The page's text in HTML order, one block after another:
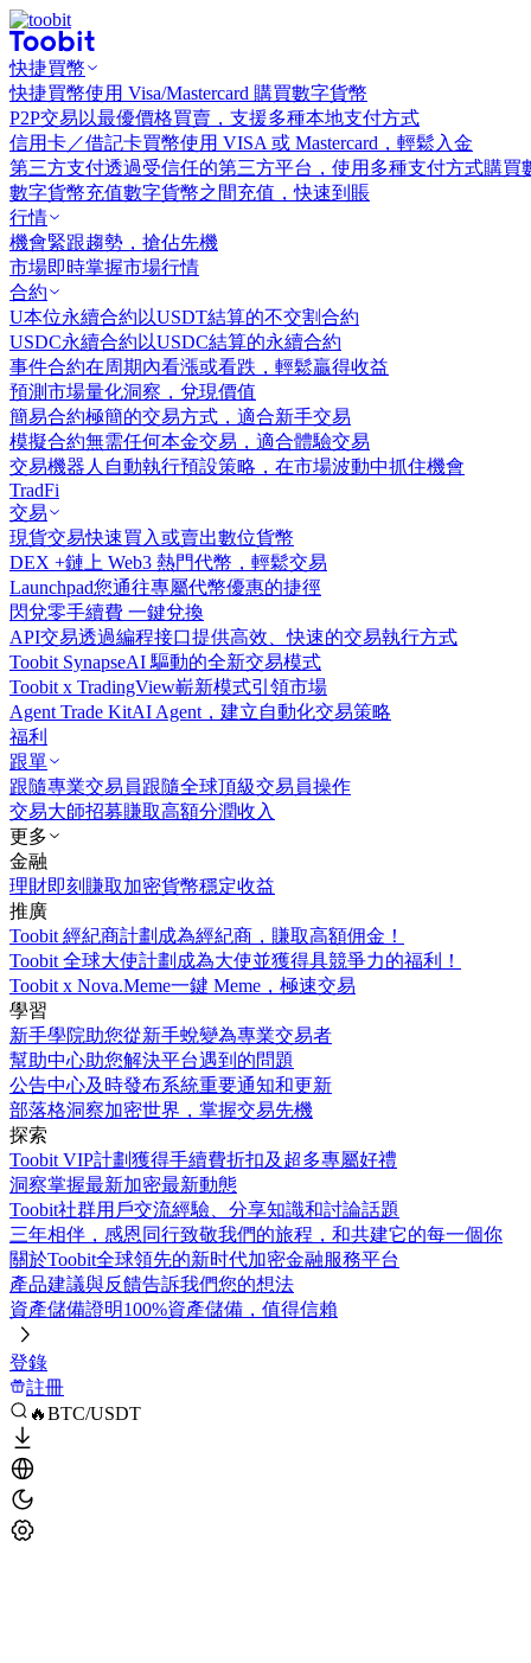
快捷買幣
快捷買幣使用 Visa/Mastercard 購買數字貨幣
P2P交易 以最優價格買賣，支援多種本地支付方式
信用卡／借記卡買幣使用 VISA 或 Mastercard，輕鬆入金
第三方支付透過受信任的第三方平台，使用多種支付方式購買
數字貨幣充值數字貨幣之間充值，快速到賬
行情
機會緊跟趨勢，搶佔先機
市場即時掌握市場行情
合約
U本位永續合約 以USDT結算的不交割合約
USDC永續合約 以USDC結算的永續合約
事件合約在周期內看漲或看跌，輕鬆贏得收益
預測市場量化洞察，兌現價值
簡易合約極簡的交易方式，適合新手交易
模擬合約無需任何本金交易，適合體驗交易
交易機器人 自動執行預設策略，在市場波動中抓住機會
TradFi
交易
現貨交易快速買入或賣出數位貨幣
DEX +鏈上 Web3 熱門代幣，輕鬆交易
Launchpad您通往專屬代幣優惠的捷徑
閃兌零手續費 一鍵兌換
API交易透過編程接口提供高效、快速的交易執行方式
Toobit SynapseAI 驅動的全新交易模式
Toobit x TradingView嶄新模式引領市場
Agent Trade KitAI Agent，建立自動化交易策略
福利
跟單
跟隨專業交易員跟隨全球頂級交易員操作
交易大師招募賺取高額分潤收入
更多
金融
理財即刻賺取加密貨幣穩定收益
推廣
Toobit 經紀商計劃 成為經紀商，賺取高額佣金！
Toobit 全球大使計劃 成為大使並獲得具競爭力的福利！
Toobit x Nova.Meme一鍵 Meme，極速交易
學習
新手學院助您從新手蛻變為專業交易者
幫助中心助您解決平台遇到的問題
公告中心及時發布系統重要通知和更新
部落格洞察加密世界，掌握交易先機
探索
Toobit VIP計劃獲得手續費折扣及超多專屬好禮
洞察掌握最新加密最新動態
Toobit社群用戶交流經驗、分享知識和討論話題
三年相伴，感恩同行致敬我們的旅程，和共建它的每一個你
關於Toobit全球領先的新时代加密金融服務平台
產品建議與反饋告訴我們您的想法
資產儲備證明100%資產儲備，值得信賴
登錄
註冊
🔥BTC/USDT